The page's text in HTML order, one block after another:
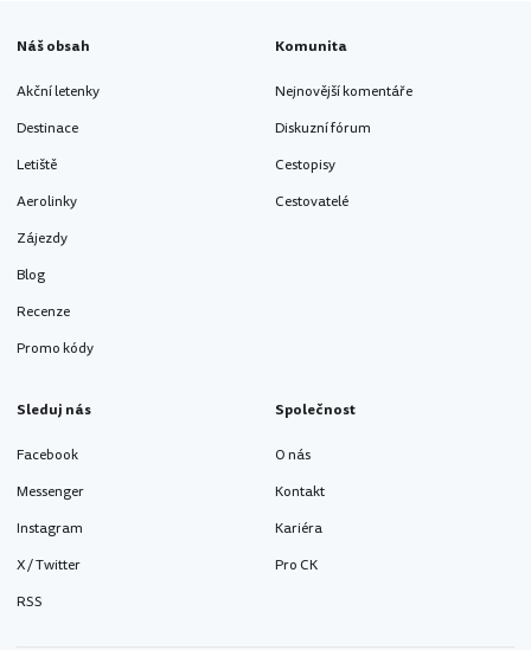
Náš obsah
Akční letenky
Destinace
Letiště
Aerolinky
Zájezdy
Blog
Recenze
Promo kódy
Komunita
Nejnovější komentáře
Diskuzní fórum
Cestopisy
Cestovatelé
Sleduj nás
Facebook
Messenger
Instagram
X / Twitter
RSS
Společnost
O nás
Kontakt
Kariéra
Pro CK